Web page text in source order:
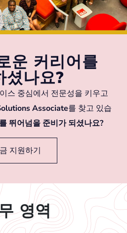
운 커리어를
셨나요?
스 중심에서 전문성을 키우고
Associate를 찾고 있습
뛰어넘을 준비가 되셨나요?
지원하기
영역